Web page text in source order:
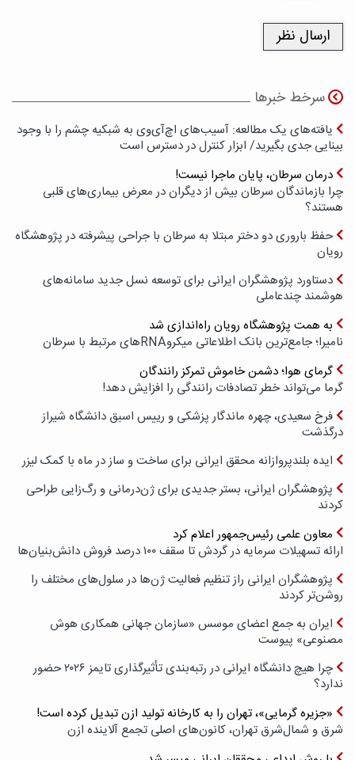
سرخط خبرها
یافته‌های یک مطالعه: آسیب‌های اچ‌آی‌وی به شبکیه چشم را با وجود
بینایی جدی بگیرید/ ابزار کنترل در دسترس است
درمان سرطان، پایان ماجرا نیست!
چرا بازماندگان سرطان بیش از دیگران در معرض بیماری‌های قلبی
هستند؟
حفظ باروری دو دختر مبتلا به سرطان با جراحی پیشرفته در پژوهشگاه
رویان
دستاورد پژوهشگران ایرانی برای توسعه نسل جدید سامانه‌های
هوشمند چندعاملی
به همت پژوهشگاه رویان راه‌اندازی شد
نامیرا؛ جامع‌ترین بانک اطلاعاتی میکروRNAهای مرتبط با سرطان
گرمای هوا؛ دشمن خاموش تمرکز رانندگان
گرما می‌تواند خطر تصادفات رانندگی را افزایش دهد!
فرخ سعیدی، چهره ماندگار پزشکی و رییس اسبق دانشگاه شیراز
درگذشت
ایده بلندپروازانه محقق ایرانی برای ساخت و ساز در ماه با کمک لیزر
پژوهشگران ایرانی، بستر جدیدی برای ژن‌درمانی و رگ‌زایی طراحی
کردند
معاون علمی رئیس‌جمهور اعلام کرد
ارائه تسهیلات سرمایه در گردش تا سقف ۱۰۰ درصد فروش دانش‌بنیان‌ها
پژوهشگران ایرانی راز تنظیم فعالیت ژن‌ها در سلول‌های مختلف را
روشن‌تر کردند
ایران به جمع اعضای موسس «سازمان جهانی همکاری هوش
مصنوعی» پیوست
چرا هیچ دانشگاه ایرانی در رتبه‌بندی تأثیرگذاری تایمز ۲۰۲۶ حضور
ندارد؟
«جزیره گرمایی»، تهران را به کارخانه تولید ازن تبدیل کرده است!
شرق و شمال‌شرق تهران، کانون‌های اصلی تجمع آلاینده ازن